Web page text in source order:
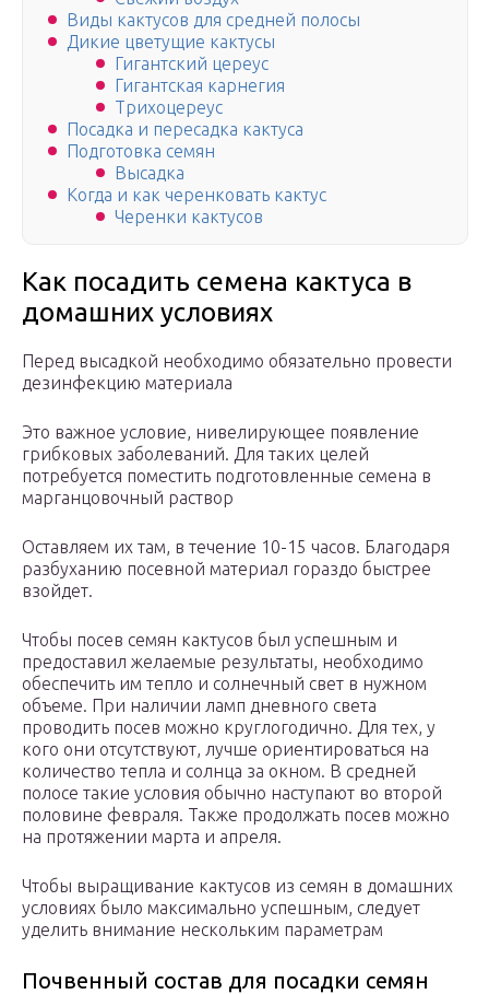
Виды кактусов для средней полосы
Дикие цветущие кактусы
Гигантский цереус
Гигантская карнегия
Трихоцереус
Посадка и пересадка кактуса
Подготовка семян
Высадка
Когда и как черенковать кактус
Черенки кактусов
Как посадить семена кактуса в
домашних условиях
Перед высадкой необходимо обязательно провести
дезинфекцию материала
Это важное условие, нивелирующее появление
грибковых заболеваний. Для таких целей
потребуется поместить подготовленные семена в
марганцовочный раствор
Оставляем их там, в течение 10-15 часов. Благодаря
разбуханию посевной материал гораздо быстрее
взойдет.
Чтобы посев семян кактусов был успешным и
предоставил желаемые результаты, необходимо
обеспечить им тепло и солнечный свет в нужном
объеме. При наличии ламп дневного света
проводить посев можно круглогодично. Для тех, у
кого они отсутствуют, лучше ориентироваться на
количество тепла и солнца за окном. В средней
полосе такие условия обычно наступают во второй
половине февраля. Также продолжать посев можно
на протяжении марта и апреля.
Чтобы выращивание кактусов из семян в домашних
условиях было максимально успешным, следует
уделить внимание нескольким параметрам
Почвенный состав для посадки семян